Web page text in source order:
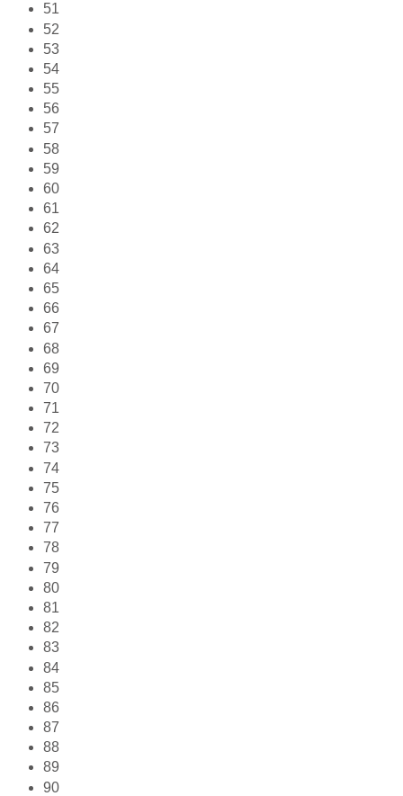
51
52
53
54
55
56
57
58
59
60
61
62
63
64
65
66
67
68
69
70
71
72
73
74
75
76
77
78
79
80
81
82
83
84
85
86
87
88
89
90